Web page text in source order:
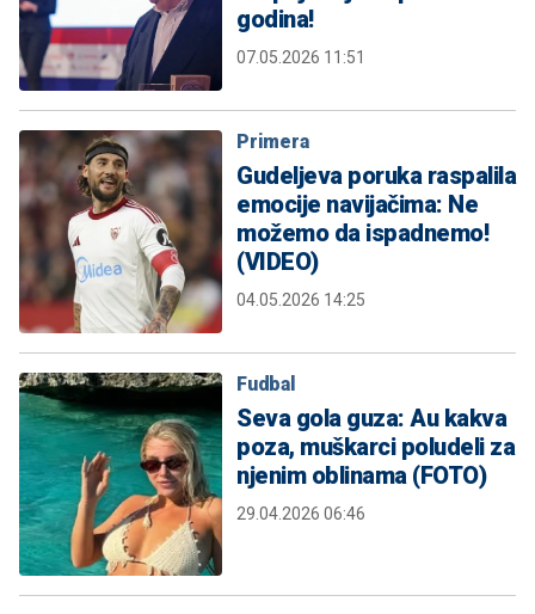
godina!
07.05.2026 11:51
Primera
Gudeljeva poruka raspalila
emocije navijačima: Ne
možemo da ispadnemo!
(VIDEO)
04.05.2026 14:25
Fudbal
Seva gola guza: Au kakva
poza, muškarci poludeli za
njenim oblinama (FOTO)
29.04.2026 06:46